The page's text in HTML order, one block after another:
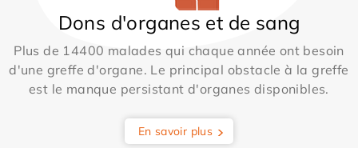
Dons d'organes et de sang
Plus de 14400 malades qui chaque année ont besoin
d'une greffe d'organe. Le principal obstacle à la greffe
est le manque persistant d'organes disponibles.
En savoir plus